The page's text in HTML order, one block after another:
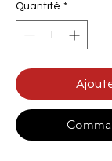
Quantité *